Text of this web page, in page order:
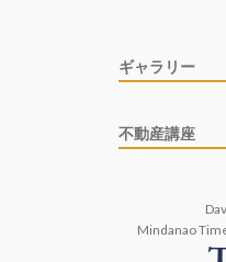
ギャラリー
不動産講座
Mindanao